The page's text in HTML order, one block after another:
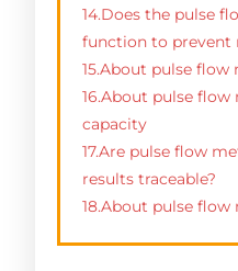
14.Does the pulse
function to prevent
15.About pulse
16.About pulse
capacity
17.Are pulse flow
results traceable?
18.About pulse